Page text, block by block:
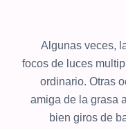
Algunas veces,
focos de luces
ordinario. Otras
amiga de la grasa
bien giros de